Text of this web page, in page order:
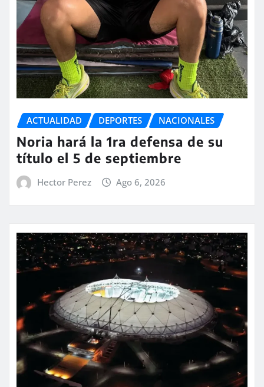
ACTUALIDAD DEPORTES NACIONALES
Noria hará la 1ra defensa de su
título el 5 de septiembre
Hector Perez Ago 6, 2026